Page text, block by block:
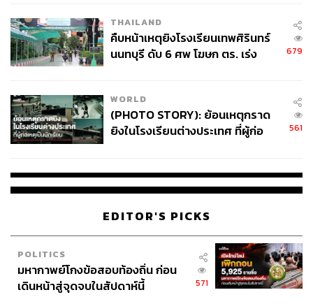
THAILAND
คืบหน้าเหตุยิงโรงเรียนเทพศิรินทร์
นนทบุรี ดับ 6 ศพ โฆษก ตร. เร่ง
679
WORLD
(PHOTO STORY): ย้อนเหตุกราด
ยิงในโรงเรียนต่างประเทศ ที่ผู้ก่อ
561
EDITOR'S PICKS
POLITICS
มหากาพย์โกงข้อสอบท้องถิ่น ก่อน
เดินหน้าสู่จุดจบในสัปดาห์นี้
571